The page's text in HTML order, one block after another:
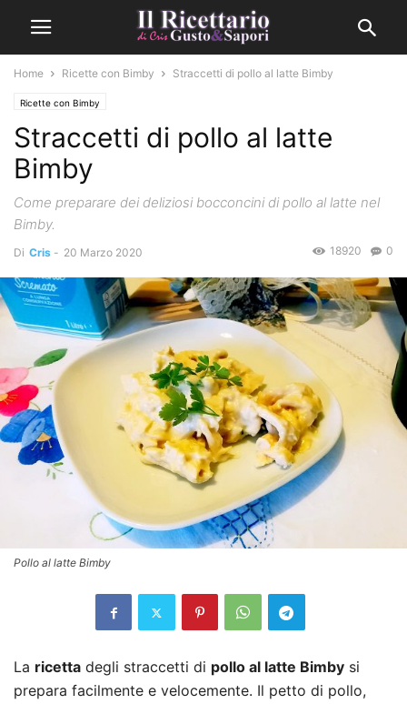
Home Ricette con Bimby Straccetti di pollo al latte Bimby
Ricette con Bimby
Straccetti di pollo al latte
Bimby
Come preparare dei deliziosi bocconcini di pollo al latte nel
Bimby.
Di Cris - 20 Marzo 2020 0
18920
Pollo al latte Bimby
La ricetta degli straccetti di pollo al latte Bimby si
prepara facilmente e velocemente. Il petto di pollo,